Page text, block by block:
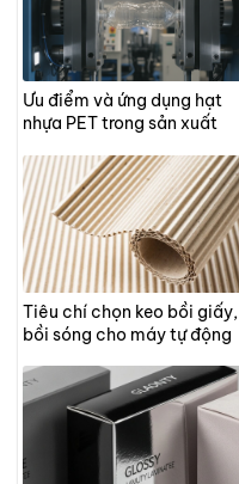
Ưu điểm và ứng dụng hạt
nhựa PET trong sản xuất
Tiêu chí chọn keo bồi giấy,
bồi sóng cho máy tự động